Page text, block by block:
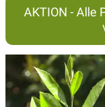
AKTION - Alle